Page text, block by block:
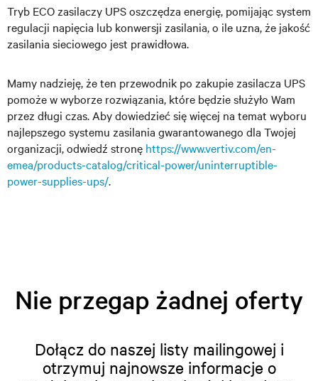
Tryb ECO zasilaczy UPS oszczędza energię, pomijając system
regulacji napięcia lub konwersji zasilania, o ile uzna, że jakość
zasilania sieciowego jest prawidłowa.
Mamy nadzieję, że ten przewodnik po zakupie zasilacza UPS
pomoże w wyborze rozwiązania, które będzie służyło Wam
przez długi czas. Aby dowiedzieć się więcej na temat wyboru
najlepszego systemu zasilania gwarantowanego dla Twojej
organizacji, odwiedź stronę https://www.vertiv.com/en-
emea/products-catalog/critical-power/uninterruptible-
power-supplies-ups/.
Nie przegap żadnej oferty
Dołącz do naszej listy mailingowej i
otrzymuj najnowsze informacje o